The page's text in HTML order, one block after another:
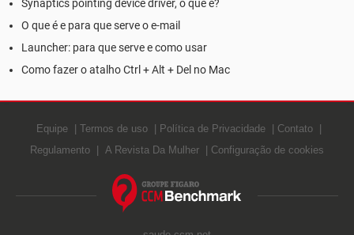
Synaptics pointing device driver, o que é?
O que é e para que serve o e-mail
Launcher: para que serve e como usar
Como fazer o atalho Ctrl + Alt + Del no Mac
Equipe Termos de uso Política de Privacidade
Contato
Regulamento
A Revista Da Mulher Configuração de cookies